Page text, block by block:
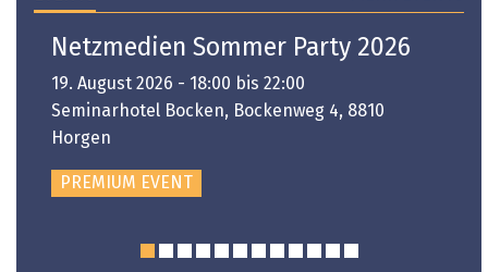
Netzmedien Sommer Party 2026
19. August 2026 - 18:00 bis 22:00
Seminarhotel Bocken, Bockenweg 4, 8810
Horgen
PREMIUM EVENT